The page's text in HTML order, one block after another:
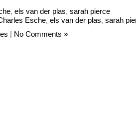
, els van der plas, sarah pierce
Esche, els van der plas, sarah
| No Comments »